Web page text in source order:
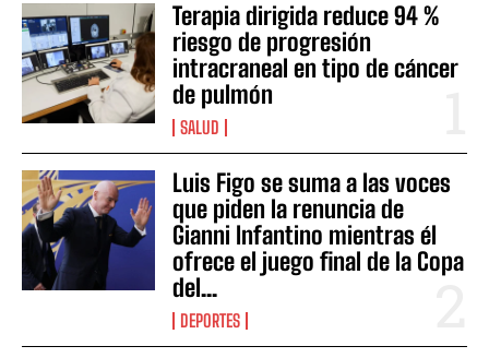
Terapia dirigida reduce 94 %
riesgo de progresión
intracraneal en tipo de cáncer
de pulmón
SALUD
Luis Figo se suma a las voces
que piden la renuncia de
Gianni Infantino mientras él
ofrece el juego final de la Copa
del...
DEPORTES